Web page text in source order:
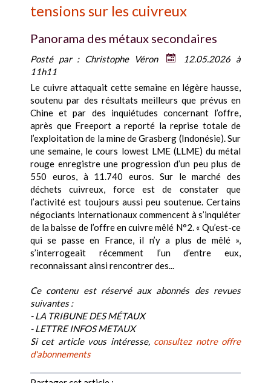
tensions sur les cuivreux
Panorama des métaux secondaires
Posté par : Christophe Véron
12.05.2026 à
11h11
Le cuivre attaquait cette semaine en légère hausse,
soutenu par des résultats meilleurs que prévus en
Chine et par des inquiétudes concernant l’offre,
après que Freeport a reporté la reprise totale de
l’exploitation de la mine de Grasberg (Indonésie). Sur
une semaine, le cours lowest LME (LLME) du métal
rouge enregistre une progression d’un peu plus de
550 euros, à 11.740 euros. Sur le marché des
déchets cuivreux, force est de constater que
l’activité est toujours aussi peu soutenue. Certains
négociants internationaux commencent à s’inquiéter
de la baisse de l’offre en cuivre mêlé N°2. « Qu’est-ce
qui se passe en France, il n’y a plus de mêlé »,
s’interrogeait récemment l’un d’entre eux,
reconnaissant ainsi rencontrer des...
Ce contenu est réservé aux abonnés des revues
suivantes :
- LA TRIBUNE DES MÉTAUX
- LETTRE INFOS METAUX
Si cet article vous intéresse, consultez notre offre
d'abonnements